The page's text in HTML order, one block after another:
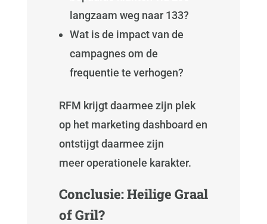
langzaam weg naar 133?
Wat is de impact van de
campagnes om de
frequentie te verhogen?
RFM krijgt daarmee zijn plek
op het marketing dashboard en
ontstijgt daarmee zijn
meer operationele karakter.
Conclusie: Heilige Graal
of Gril?